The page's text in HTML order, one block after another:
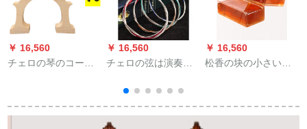
￥ 16,560
チェロの琴のコード
品のコードドの桥の
￥ 16,560
チェロの弦は演奏す
ロの弦のチャイロの
付属品のチャイロの
弦の1弦(A)の2本をか
￥ 16,560
松香の块の小さいジ
詰めます。